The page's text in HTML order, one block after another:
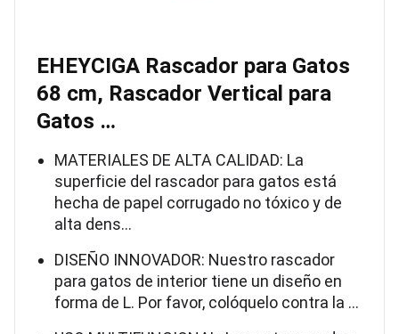
EHEYCIGA Rascador para Gatos
68 cm, Rascador Vertical para
Gatos …
MATERIALES DE ALTA CALIDAD: La
superficie del rascador para gatos está
hecha de papel corrugado no tóxico y de
alta dens…
DISEÑO INNOVADOR: Nuestro rascador
para gatos de interior tiene un diseño en
forma de L. Por favor, colóquelo contra la …